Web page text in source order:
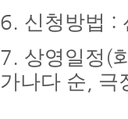
6. 신청방법 :
7. 상영일정 (
가나다 순
극